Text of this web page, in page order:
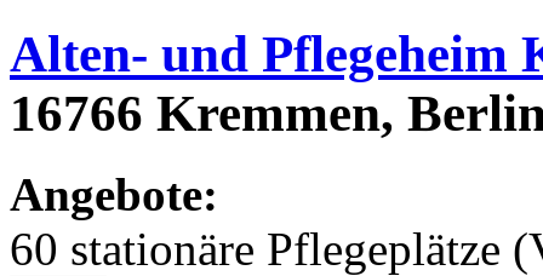
Alten- und Pflegeheim
16766 Kremmen,
Angebote:
60 stationäre Pflegeplätze